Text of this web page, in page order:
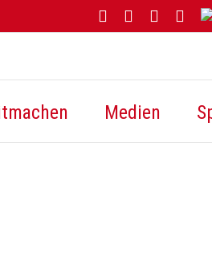
FacebookYouTube
Medien